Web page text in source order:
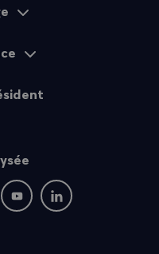
nous sur Twitter
: rejoignez-nous sur
fenêtre : rejoignez-nous
Nouvelle fenêtre :
Nouvelle fenêtre :